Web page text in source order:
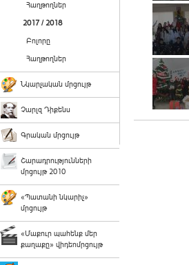
Հաղթողներ
2017 / 2018
Բոլորը
Հաղթողներ
Նկարչական մրցույթ
Չարլզ Դիքենս
Գրական մրցույթ
Շարադրությունների
մրցույթ 2010
«Պատանի նկարիչ»
մրցույթ
«Մաքուր պահենք մեր
քաղաքը» վիդեոմրցույթ